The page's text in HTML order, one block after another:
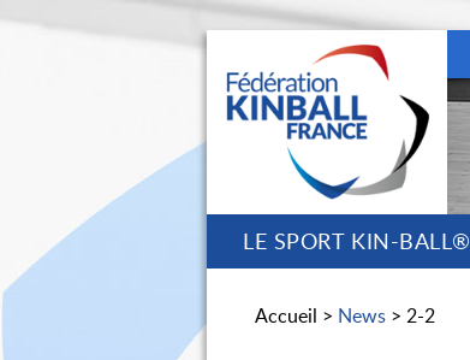
LE SPORT KIN-BALL®
Accueil > News > 2-2